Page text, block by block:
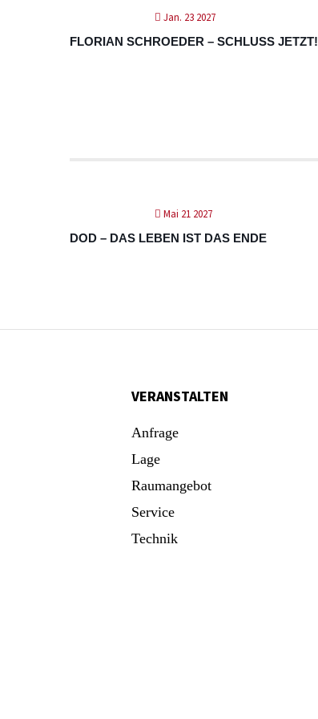
Jan. 23 2027
FLORIAN SCHROEDER – SCHLUSS JETZT!
Mai 21 2027
DOD – DAS LEBEN IST DAS ENDE
VERANSTALTEN
Anfrage
Lage
Raumangebot
Service
Technik